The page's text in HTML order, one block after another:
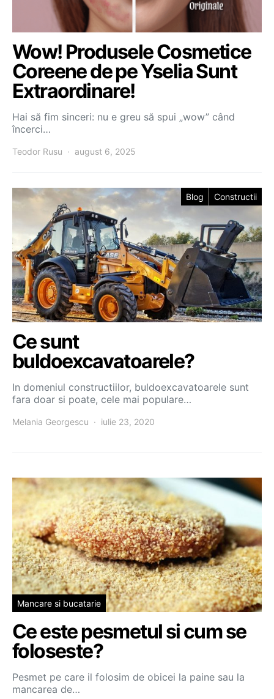
Wow! Produsele Cosmetice
Coreene de pe Yselia Sunt
Extraordinare!
Hai să fim sinceri: nu e greu să spui „wow” când
încerci…
Teodor Rusu august 6, 2025
Blog Constructii
Ce sunt
buldoexcavatoarele?
In domeniul constructiilor, buldoexcavatoarele sunt
fara doar si poate, cele mai populare…
Melania Georgescu iulie 23, 2020
Mancare si bucatarie
Ce este pesmetul si cum se
foloseste?
Pesmet pe care il folosim de obicei la paine sau la
mancarea de…